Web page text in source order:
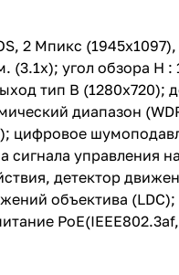
1
Ø91.0
2 Мпикс
угол обзора H :
тип В (1280х720);
диапазон
цифровое
сигнала управления на
детектор
объектива (LDC);